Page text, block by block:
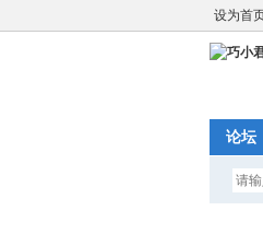
设为首
论坛